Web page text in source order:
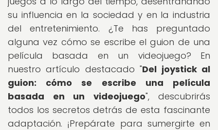
su influencia en la sociedad y en la industria
del entretenimiento. ¿Te has preguntado
alguna vez cómo se escribe el guion de una
película basada en un videojuego? En
nuestro artículo destacado "Del joystick al
guion: cómo se escribe una película
basada en un videojuego", descubrirás
todos los secretos detrás de esta fascinante
adaptación. ¡Prepárate para sumergirte en